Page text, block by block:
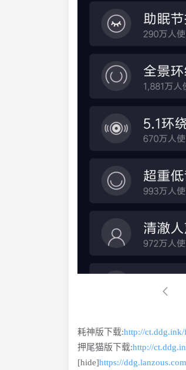
耗神版下载:http://
押尾猫版下载:http://
[hide]https://